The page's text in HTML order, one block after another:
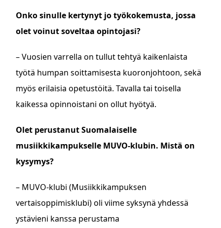
Onko sinulle kertynyt jo työkokemusta, jossa
olet voinut soveltaa opintojasi?
– Vuosien varrella on tullut tehtyä kaikenlaista
työtä humpan soittamisesta kuoronjohtoon, sekä
myös erilaisia opetustöitä. Tavalla tai toisella
kaikessa opinnoistani on ollut hyötyä.
Olet perustanut Suomalaiselle
musiikkikampukselle MUVO-klubin. Mistä on
kysymys?
– MUVO-klubi (Musiikkikampuksen
vertaisoppimisklubi) oli viime syksynä yhdessä
ystävieni kanssa perustama